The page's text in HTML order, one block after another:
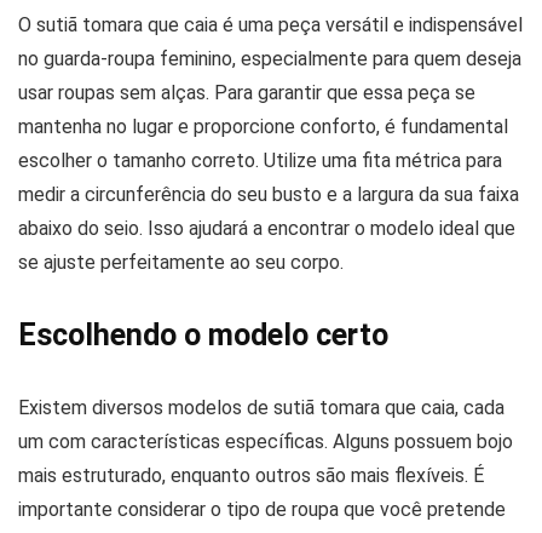
O sutiã tomara que caia é uma peça versátil e indispensável
no guarda-roupa feminino, especialmente para quem deseja
usar roupas sem alças. Para garantir que essa peça se
mantenha no lugar e proporcione conforto, é fundamental
escolher o tamanho correto. Utilize uma fita métrica para
medir a circunferência do seu busto e a largura da sua faixa
abaixo do seio. Isso ajudará a encontrar o modelo ideal que
se ajuste perfeitamente ao seu corpo.
Escolhendo o modelo certo
Existem diversos modelos de sutiã tomara que caia, cada
um com características específicas. Alguns possuem bojo
mais estruturado, enquanto outros são mais flexíveis. É
importante considerar o tipo de roupa que você pretende